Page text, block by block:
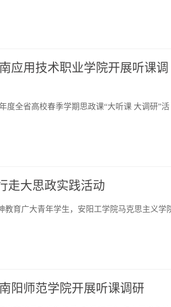
应用技术职业学院开展听课调
度全省高校春季学期思政课“大听课 大调研”活
走大思政实践活动
育广大青年学生，安阳工学院马克思主义学
阳师范学院开展听课调研